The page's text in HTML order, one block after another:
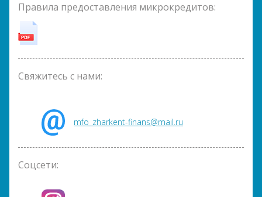
Правила предоставления микрокредитов:
Свяжитесь с нами:
mfo_zharkent-finans@mail.ru
Соцсети: